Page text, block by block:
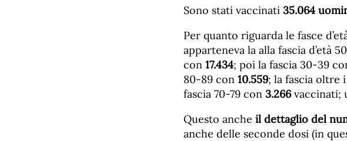
Sono stati vaccinati 35.064
Per quanto riguarda le fasce
apparteneva la alla fascia d’età
con 17.434; poi la fascia 30-39
80-89 con 10.559; la fascia oltre
fascia 70-79 con 3.266vaccinati;
Questo anche il dettaglio del
anche delle seconde dosi (in